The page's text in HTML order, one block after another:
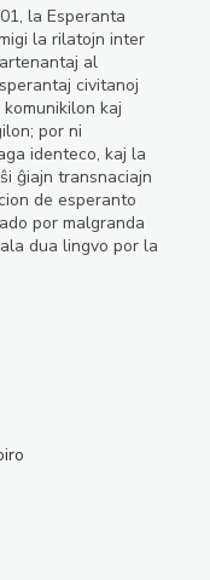
la Esperanta
la rilatojn inter
al
civitanoj
kaj
por ni
identeco, kaj la
ĝiajn transnaciajn
de esperanto
por malgranda
dua lingvo por la